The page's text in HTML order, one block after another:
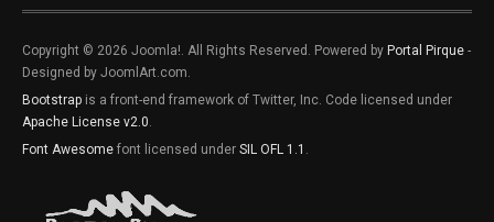
Copyright © 2026 Joomla!. All Rights Reserved. Powered by Portal Pirque -
Designed by JoomlArt.com.
Bootstrap is a front-end framework of Twitter, Inc. Code licensed under
Apache License v2.0
Font Awesome font licensed under SIL OFL 1.1